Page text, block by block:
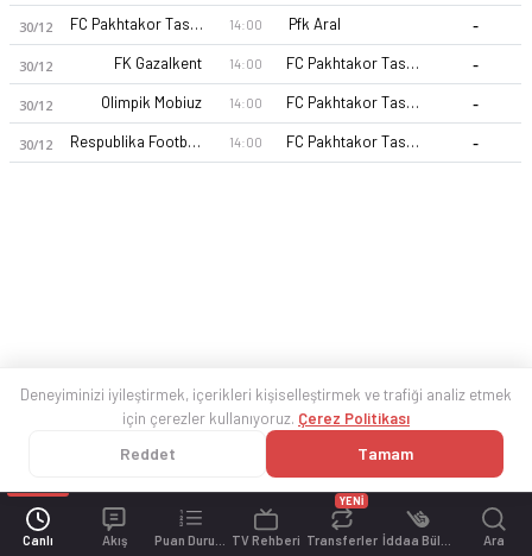
Canlı Akış TV Rehberi Transferler
YENİ
Ara
30/12 FC Pakhtakor Tashkent II 14:00 Pfk Aral -
30/12 FK Gazalkent 14:00 FC Pakhtakor Tashkent II -
30/12 Olimpik Mobiuz 14:00 FC Pakhtakor Tashkent II -
30/12 Respublika Football Academy 14:00 FC Pakhtakor Tashkent II -
Deneyiminizi iyileştirmek, içerikleri kişiselleştirmek ve trafiği analiz etmek
için çerezler kullanıyoruz. Çerez Politikası
Reddet Tamam